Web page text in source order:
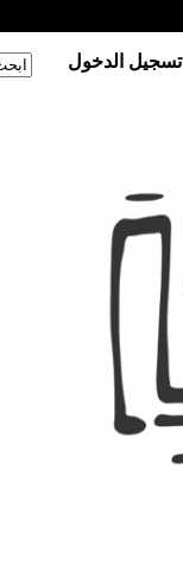
تسجيل الدخول